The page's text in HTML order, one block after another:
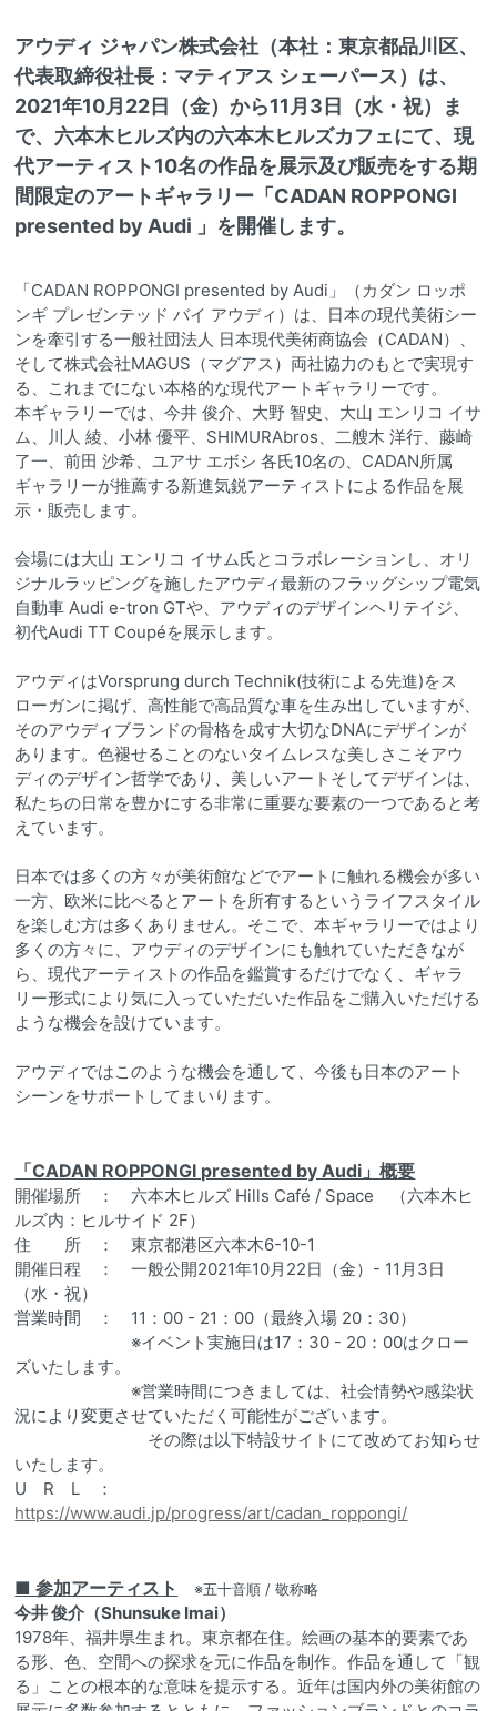
アウディ ジャパン株式会社（本社：東京都品川区、
代表取締役社長：マティアス シェーパース）は、
2021年10月22日（金）から11月3日（水・祝）ま
で、六本木ヒルズ内の六本木ヒルズカフェにて、現
代アーティスト10名の作品を展示及び販売をする期
間限定のアートギャラリー「CADAN ROPPONGI
presented by Audi 」を開催します。
「CADAN ROPPONGI presented by Audi」（カダン ロッポ
ンギ プレゼンテッド バイ アウディ）は、日本の現代美術シー
ンを牽引する一般社団法人 日本現代美術商協会（CADAN）、
そして株式会社MAGUS（マグアス）両社協力のもとで実現す
る、これまでにない本格的な現代アートギャラリーです。
本ギャラリーでは、今井 俊介、大野 智史、大山 エンリコ イサ
ム、川人 綾、小林 優平、SHIMURAbros、二艘木 洋行、藤崎
了一、前田 沙希、ユアサ エボシ 各氏10名の、CADAN所属
ギャラリーが推薦する新進気鋭アーティストによる作品を展
示・販売します。
会場には大山 エンリコ イサム氏とコラボレーションし、オリ
ジナルラッピングを施したアウディ最新のフラッグシップ電気
自動車 Audi e-tron GTや、アウディのデザインヘリテイジ、
初代Audi TT Coupéを展示します。
アウディはVorsprung durch Technik(技術による先進)をス
ローガンに掲げ、高性能で高品質な車を生み出していますが、
そのアウディブランドの骨格を成す大切なDNAにデザインが
あります。色褪せることのないタイムレスな美しさこそアウ
ディのデザイン哲学であり、美しいアートそしてデザインは、
私たちの日常を豊かにする非常に重要な要素の一つであると考
えています。
日本では多くの方々が美術館などでアートに触れる機会が多い
一方、欧米に比べるとアートを所有するというライフスタイル
を楽しむ方は多くありません。そこで、本ギャラリーではより
多くの方々に、アウディのデザインにも触れていただきなが
ら、現代アーティストの作品を鑑賞するだけでなく、ギャラ
リー形式により気に入っていただいた作品をご購入いただける
ような機会を設けています。
アウディではこのような機会を通して、今後も日本のアート
シーンをサポートしてまいります。
「CADAN ROPPONGI presented by Audi」概要
開催場所 ： 六本木ヒルズ Hills Café / Space （六本木ヒ
ルズ内：ヒルサイド 2F）
住 所 ： 東京都港区六本木6-10-1
開催日程 ： 一般公開2021年10月22日（金）- 11月3日
（水・祝）
営業時間 ： 11：00 - 21：00（最終入場 20：30）
※イベント実施日は17：30 - 20：00はクロー
ズいたします。
※営業時間につきましては、社会情勢や感染状
況により変更させていただく可能性がございます。
その際は以下特設サイトにて改めてお知らせ
いたします。
U R L ：
https://www.audi.jp/progress/art/cadan_roppongi/
■ 参加アーティスト ※五十音順 / 敬称略
今井 俊介（Shunsuke Imai）
1978年、福井県生まれ。東京都在住。絵画の基本的要素であ
る形、色、空間への探求を元に作品を制作。作品を通して「観
る」ことの根本的な意味を提示する。近年は国内外の美術館の